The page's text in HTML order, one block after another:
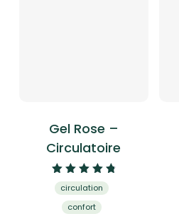
Gel Rose –
Circulatoire
Note
4.92
sur 5
circulation
confort